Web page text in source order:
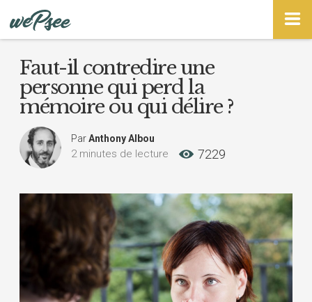
Faut-il contredire une
personne qui perd la
mémoire ou qui délire ?
ParAnthony Albou
2 minutes de lecture 7229